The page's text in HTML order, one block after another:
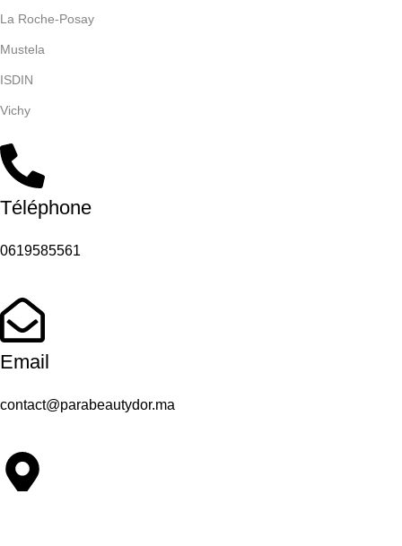
La Roche-Posay
Mustela
ISDIN
Vichy
Téléphone
0619585561
Email
contact@parabeautydor.ma